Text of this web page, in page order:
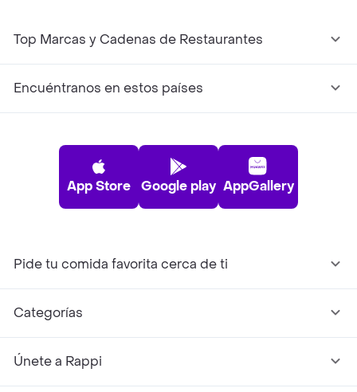
Top Marcas y Cadenas de Restaurantes
Encuéntranos en estos países
App Store Google play AppGallery
Pide tu comida favorita cerca de ti
Categorías
Únete a Rappi